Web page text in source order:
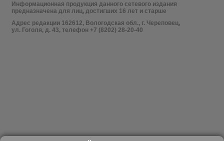
Информационная продукция данного сетевого издания
предназначена для лиц, достигших 16 лет и старше
Адрес редакции 162612, Вологодская обл., г. Череповец,
ул. Гоголя, д. 43, телефон +7 (8202) 28-20-40